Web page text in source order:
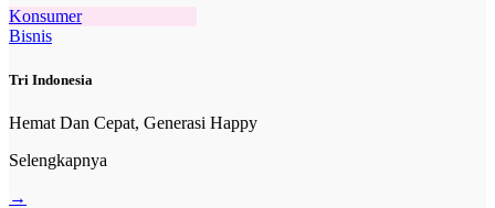
Konsumer
Bisnis
Tri Indonesia
Hemat Dan Cepat, Generasi Happy
Selengkapnya
→